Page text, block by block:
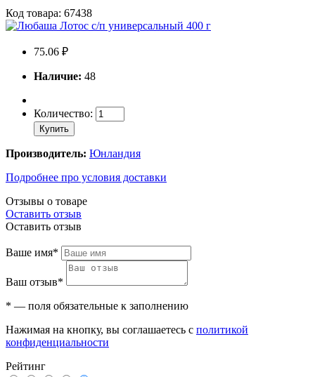
Код товара: 67438
75.06 ₽
Наличие: 48
Количество:
Купить
Производитель: Юнландия
Подробнее про условия доставки
Отзывы о товаре
Оставить отзыв
Оставить отзыв
Ваше имя*
Ваш отзыв*
* — поля обязательные к заполнению
Нажимая на кнопку, вы соглашаетесь с политикой
конфиденциальности
Рейтинг